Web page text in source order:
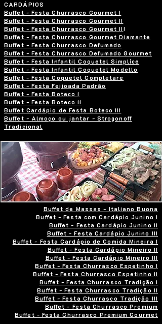
CARDÁPIOS
Buffet - Festa Churrasco Gourmet I
Buffet - Festa Churrasco Gourmet II
Buffet - Festa Churrasco Gourmet III
Buffet - Festa Churrasco Gourmet Diamante
Buffet - Festa Churrasco Defumado
Buffet - Festa Churrasco Defumado Gourmet
Buffet - Festa Infantil Coquetel Simplíce
Buffet - Festa Infantil Coquetel Modello
Buffet - Festa Coquetel Completare
Buffet - Festa Feijoada Padrão
Buffet - Festa Boteco I
Buffet - Festa Boteco II
Buffet Cardápio de Festa Boteco III
Buffet - Almoço ou jantar - Strogonoff
Tradicional
Buffet de Massas - Italiano Buona
Buffet - Festa com Cardápio Junino I
Buffet - Festa Cardápio Junino II
Buffet - Festa Cardápio Junino III
Buffet - Festa Cardápio de Comida Mineira I
Buffet - Festa Cardápio Mineiro II
Buffet - Festa Cardápio Mineiro III
Buffet - Festa Churrasco Espetinho I
Buffet - Festa Churrasco Espetinho II
Buffet - Festa Churrasco Tradição I
Buffet - Festa Churrasco Tradição II
Buffet - Festa Churrasco Tradição III
Buffet - Festa Churrasco Premium
Buffet - Festa Churrasco Premium Gourmet